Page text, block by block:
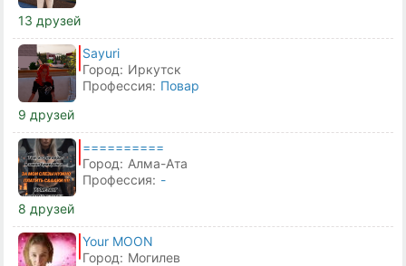
13 друзей
Sayuri
Город: Иркутск
Профессия: Повар
9 друзей
==========
Город: Алма-Ата
Профессия: -
8 друзей
Your MOON
Город: Могилев